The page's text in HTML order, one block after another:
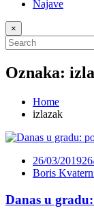
Najave
×
Oznaka:
Home
izlazak
26/03/2019
Boris
Danas u